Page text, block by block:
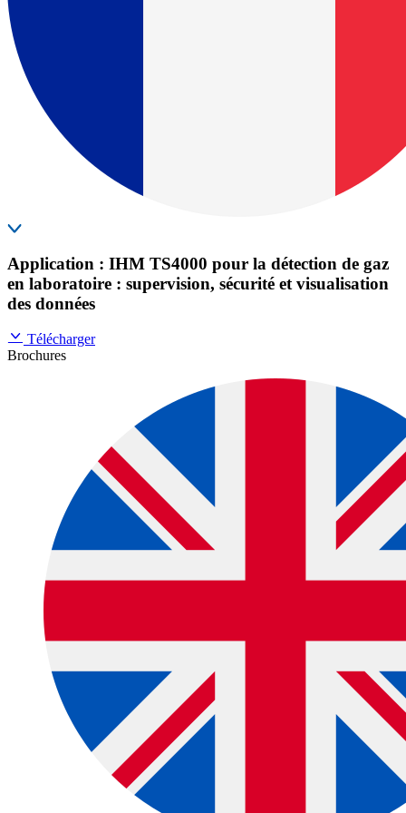
Application : IHM TS4000 pour la détection de gaz
en laboratoire : supervision, sécurité et visualisation
des données
Télécharger
Brochures